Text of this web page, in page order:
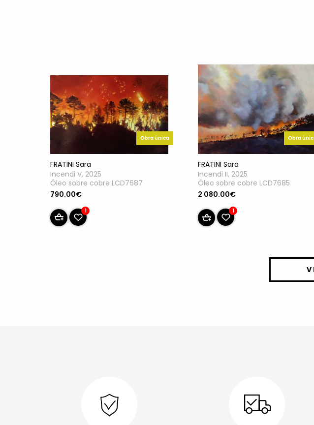
Obra única
FRATINI Sara
Incendi V, 2025
Óleo sobre cobre LCD7687
790.00€
1
Obra
FRATINI Sara
Incendi II, 2025
Óleo sobre cobre LCD7685
2 080.00€
1